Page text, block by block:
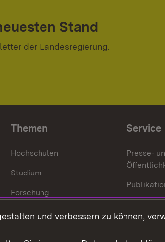
Stand
der Landesregierung.
Themen
Hochschulen
Studium
Forschung
Internationales
Service
Presse-
Mediathek
und verbessern zu können,